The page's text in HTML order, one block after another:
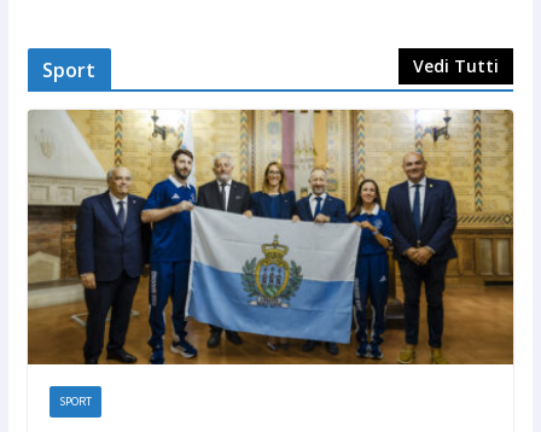
Sport Vedi Tutti
SPORT